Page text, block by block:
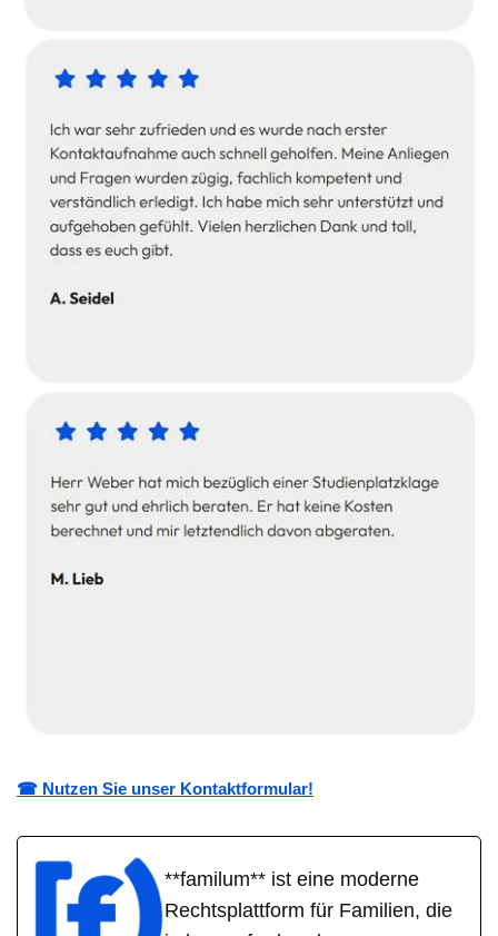
☎ Nutzen Sie unser Kontaktformular!
**familum** ist eine moderne
Rechtsplattform für Familien, die